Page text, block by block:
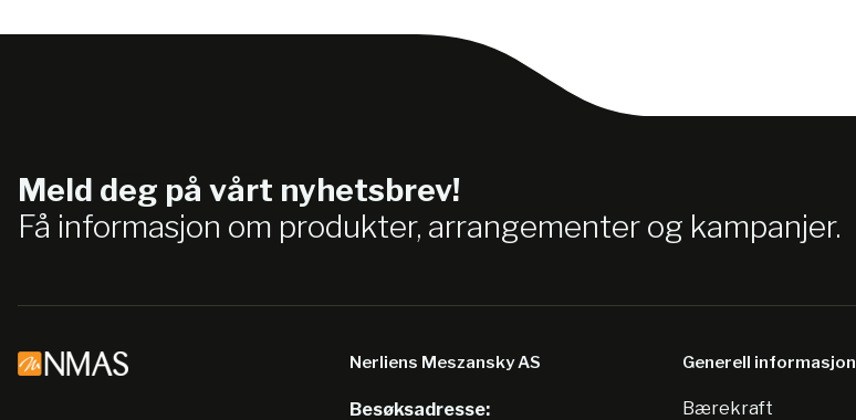
Meld deg på vårt nyhetsbrev!
Få informasjon om produkter, arrangementer og kampanjer.
Nerliens Meszansky AS
Besøksadresse:
Generell informasjon
Bærekraft